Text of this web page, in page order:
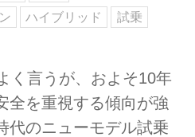
ハイブリッド 試乗
く言うが、およそ10年
全を重視する傾向が強
代のニューモデル試乗